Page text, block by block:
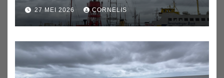
27 MEI 2026 CORNELIS